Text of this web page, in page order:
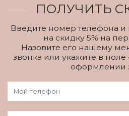
ПОЛУЧИТЬ
Введите номер телефона и
на скидку 5% на
Назовите его нашему
звонка или укажите в
оформлении